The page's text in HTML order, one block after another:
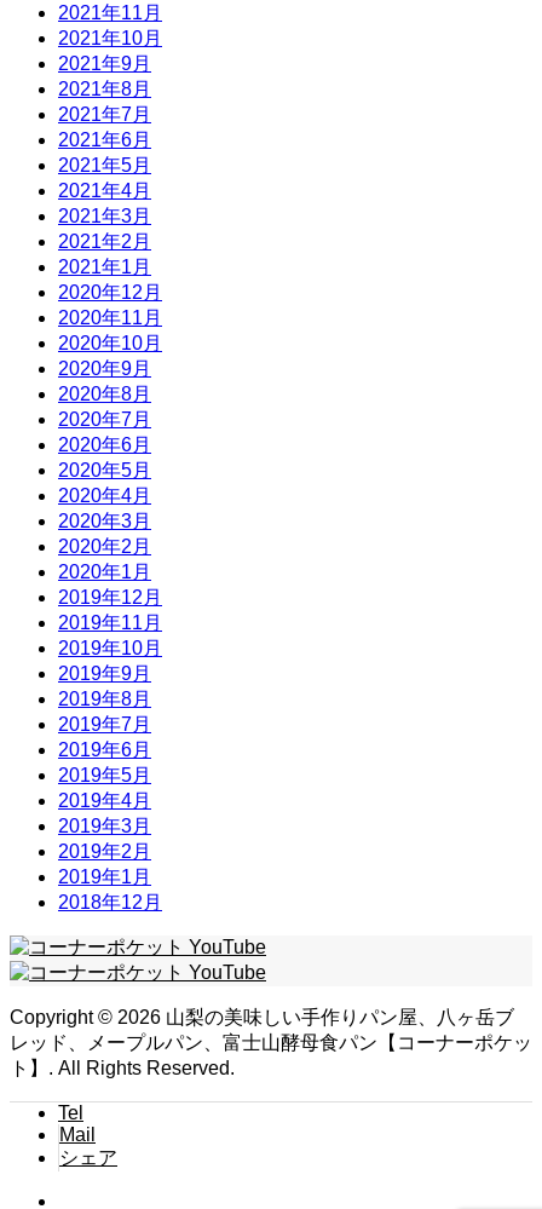
2021年11月
2021年10月
2021年9月
2021年8月
2021年7月
2021年6月
2021年5月
2021年4月
2021年3月
2021年2月
2021年1月
2020年12月
2020年11月
2020年10月
2020年9月
2020年8月
2020年7月
2020年6月
2020年5月
2020年4月
2020年3月
2020年2月
2020年1月
2019年12月
2019年11月
2019年10月
2019年9月
2019年8月
2019年7月
2019年6月
2019年5月
2019年4月
2019年3月
2019年2月
2019年1月
2018年12月
Copyright © 2026 山梨の美味しい手作りパン屋、八ヶ岳ブ
レッド、メープルパン、富士山酵母食パン【コーナーポケッ
ト】. All Rights Reserved.
Tel
Mail
シェア